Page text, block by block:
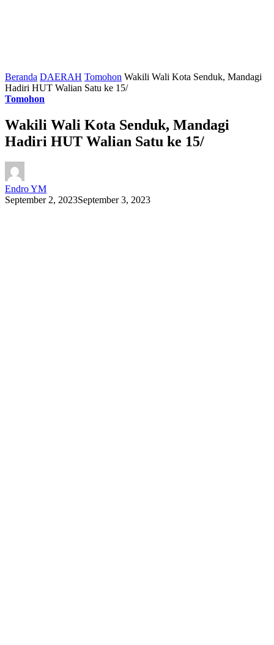
Beranda DAERAH Tomohon Wakili Wali Kota Senduk, Mandagi
Hadiri HUT Walian Satu ke 15/
Tomohon
Wakili Wali Kota Senduk, Mandagi
Hadiri HUT Walian Satu ke 15/
Endro YM
September 2, 2023September 3, 2023